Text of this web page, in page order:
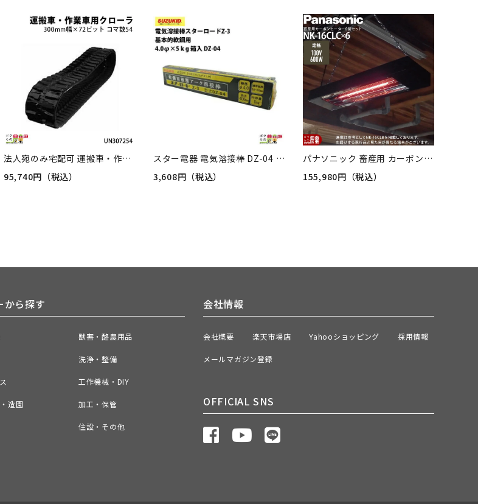
法人宛のみ宅配可 運搬車・作業車用クローラ 300mm幅×72ピッチ コマ数54 [UN3072] UN307254 1本
95,740円（税込）
スター電器 電気溶接棒 DZ-04 4.0Φ スターロード Z-3 基本的軟鋼用 スズキッド SUZUKID 溶接 アーク光
3,608円（税込）
パナソニック 畜産用 カーボンヒーター 本体6個セット 畜産用ヒーター NK-16CLC ×6 天井ヒーター Panasonic
155,980円（税込）
から探す
獣害・酪農用品
洗浄・整備
工作機械・DIY
造園 加工・保管
住設・その他
会社情報
会社概要 楽天市場店 Yahooショッピング 採用情報
メールマガジン登録
OFFICIAL SNS